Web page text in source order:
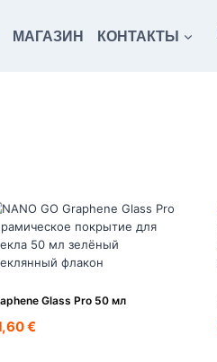
МАГАЗИН КОНТАКТЫ
Glass Pro 50 мл
€